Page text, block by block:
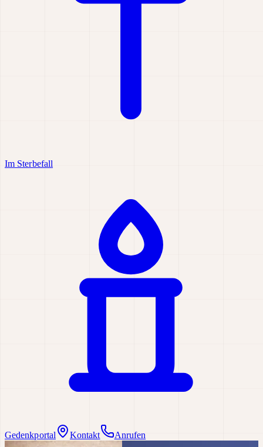
Im Sterbefall
Gedenkportal Kontakt Anrufen